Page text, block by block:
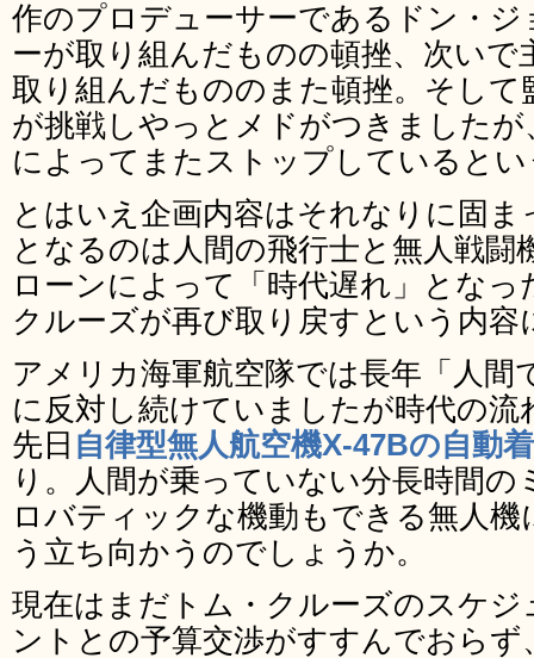
作のプロデューサーであるドン・
ーが取り組んだものの頓挫、次い
取り組んだもののまた頓挫。そし
が挑戦しやっとメドがつきました
によってまたストップしていると
とはいえ企画内容はそれなりに固
となるのは人間の飛行士と無人戦闘
ローンによって「時代遅れ」とな
クルーズが再び取り戻すという内
アメリカ海軍航空隊では長年「人間
に反対し続けていましたが時代の
先日 自律型無人航空機X-47Bの自動
り。人間が乗っていない分長時間
ロバティックな機動もできる無人
う立ち向かうのでしょうか。
現在はまだトム・クルーズのスケ
ントとの予算交渉がすすんでおら